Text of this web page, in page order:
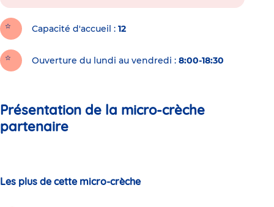
Capacité d'accueil 12
Ouverture du lundi au vendredi : 8:00-18:30
Présentation de la micro-crèche
partenaire
Les plus de cette micro-crèche